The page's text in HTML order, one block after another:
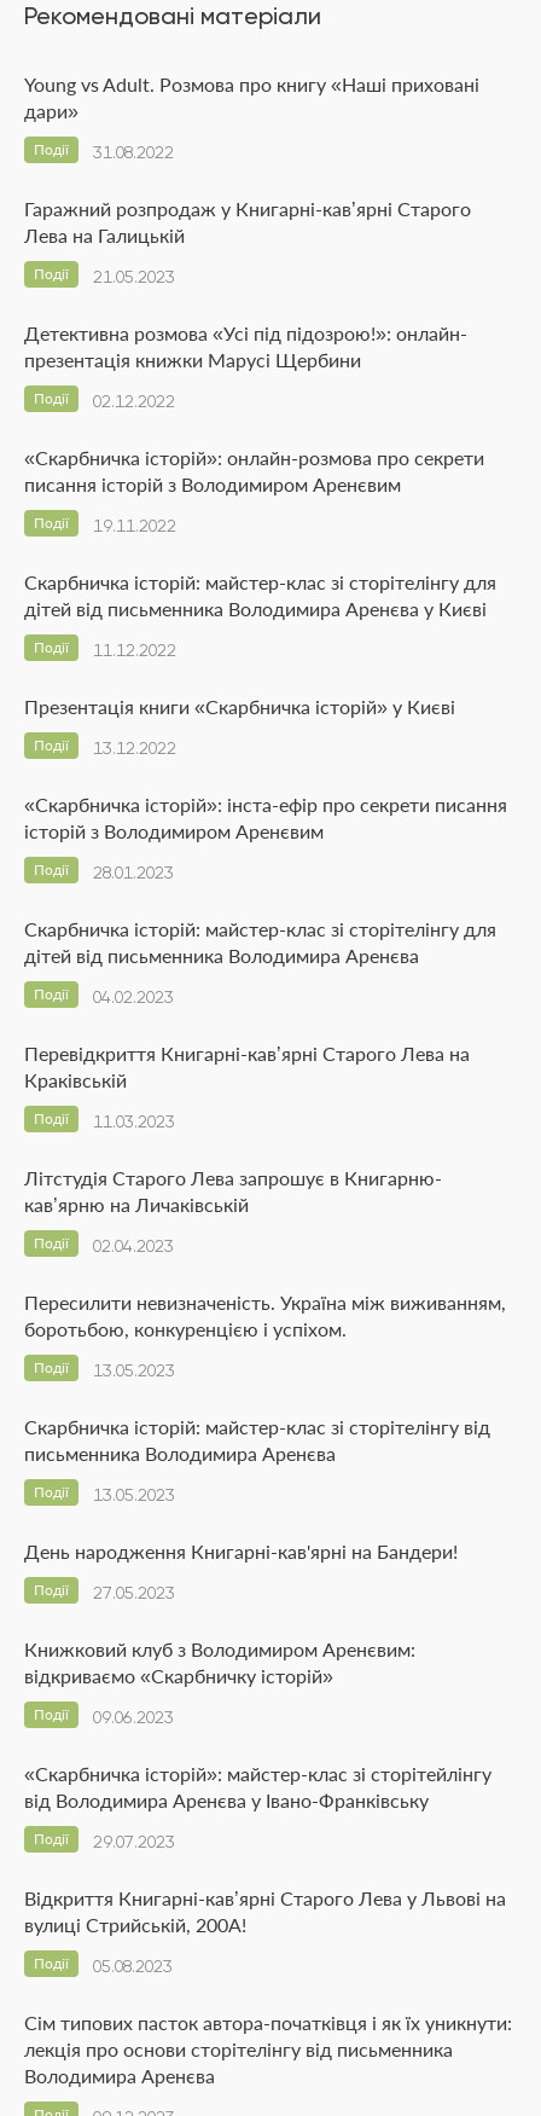
Рекомендовані матеріали
Young vs Adult. Розмова про книгу «Наші приховані
дари»
31.08.2022
Події
Гаражний розпродаж у Книгарні-кав’ярні Старого
Лева на Галицькій
21.05.2023
Події
Детективна розмова «Усі під підозрою!»: онлайн-
презентація книжки Марусі Щербини
02.12.2022
Події
«Скарбничка історій»: онлайн-розмова про секрети
писання історій з Володимиром Аренєвим
19.11.2022
Події
Скарбничка історій: майстер-клас зі сторітелінгу для
дітей від письменника Володимира Аренєва у Києві
11.12.2022
Події
Презентація книги «Скарбничка історій» у Києві
13.12.2022
Події
«Скарбничка історій»: інста-ефір про секрети писання
історій з Володимиром Аренєвим
28.01.2023
Події
Скарбничка історій: майстер-клас зі сторітелінгу для
дітей від письменника Володимира Аренєва
04.02.2023
Події
Перевідкриття Книгарні-кав’ярні Старого Лева на
Краківській
11.03.2023
Події
Літстудія Старого Лева запрошує в Книгарню-
кав’ярню на Личаківській
02.04.2023
Події
Пересилити невизначеність. Україна між виживанням,
боротьбою, конкуренцією і успіхом.
13.05.2023
Події
Скарбничка історій: майстер-клас зі сторітелінгу від
письменника Володимира Аренєва
13.05.2023
Події
День народження Книгарні-кав'ярні на Бандери!
27.05.2023
Події
Книжковий клуб з Володимиром Аренєвим:
відкриваємо «Скарбничку історій»
09.06.2023
Події
«Скарбничка історій»: майстер-клас зі сторітейлінгу
від Володимира Аренєва у Івано-Франківську
29.07.2023
Події
Відкриття Книгарні-кав’ярні Старого Лева у Львові на
вулиці Стрийській, 200А!
05.08.2023
Події
Сім типових пасток автора-початківця і як їх уникнути:
лекція про основи сторітелінгу від письменника
Володимира Аренєва